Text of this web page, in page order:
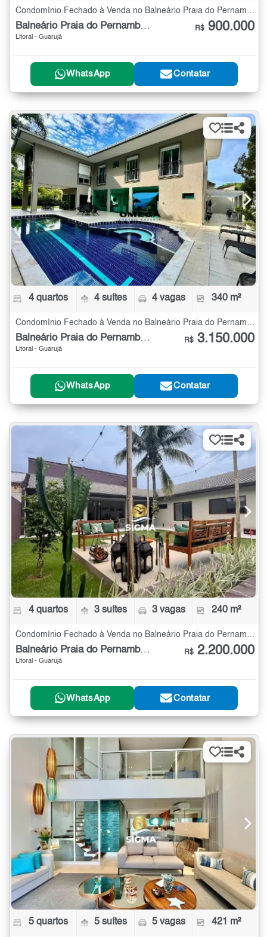
Balneário Praia do Pernambuco
Litoral - Guarujá
R$ 900.000
WhatsApp Contatar
4 quartos 4 suítes 4 vagas 340 m²
Balneário Praia do Pernambuco
Litoral - Guarujá
R$ 3.150.000
WhatsApp Contatar
4 quartos 3 suítes 3 vagas 240 m²
Condomínio Fechado à Venda no Balneário Praia do Pernambuco com 4 quartos - 240 m²
Balneário Praia do Pernambuco
Litoral - Guarujá
R$ 2.200.000
WhatsApp Contatar
5 quartos 5 suítes 5 vagas 421 m²